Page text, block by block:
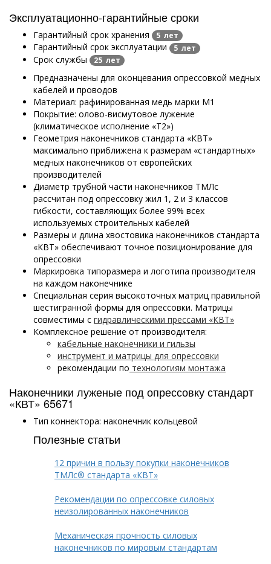
Эксплуатационно-гарантийные сроки
Гарантийный срок хранения 5 лет
Гарантийный срок эксплуатации 5 лет
Срок службы 25 лет
Предназначены для оконцевания опрессовкой медных
кабелей и проводов
Материал: рафинированная медь марки М1
Покрытие: олово-висмутовое лужение
(климатическое исполнение «Т2»)
Геометрия наконечников стандарта «КВТ»
максимально приближена к размерам «стандартных»
медных наконечников от европейских
производителей
Диаметр трубной части наконечников ТМЛс
рассчитан под опрессовку жил 1, 2 и 3 классов
гибкости, составляющих более 99% всех
используемых строительных кабелей
Размеры и длина хвостовика наконечников стандарта
«КВТ» обеспечивают точное позиционирование для
опрессовки
Маркировка типоразмера и логотипа производителя
на каждом наконечнике
Специальная серия высокоточных матриц правильной
шестигранной формы для опрессовки. Матрицы
совместимы с гидравлическими прессами «КВТ»
Комплексное решение от производителя:
кабельные наконечники и гильзы
инструмент и матрицы для опрессовки
рекомендации по технологиям монтажа
Наконечники луженые под опрессовку стандарт
«КВТ» 65671
Тип коннектора: наконечник кольцевой
Полезные статьи
12 причин в пользу покупки наконечников
ТМЛс® стандарта «КВТ»
Рекомендации по опрессовке силовых
неизолированных наконечников
Механическая прочность силовых
наконечников по мировым стандартам